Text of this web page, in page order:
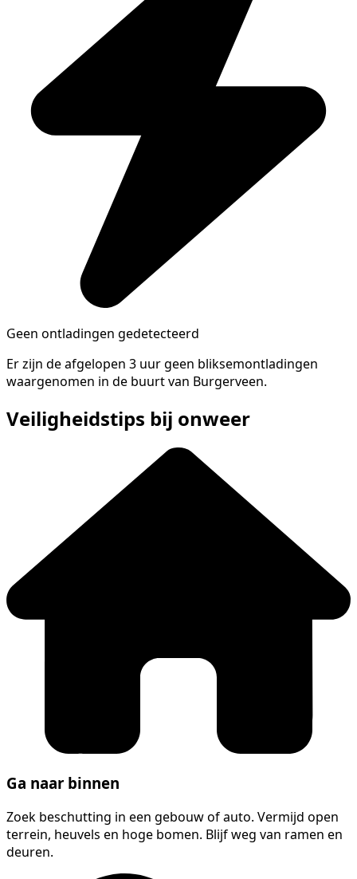
Geen ontladingen gedetecteerd
Er zijn de afgelopen 3 uur geen bliksemontladingen
waargenomen in de buurt van Burgerveen.
Veiligheidstips bij onweer
Ga naar binnen
Zoek beschutting in een gebouw of auto. Vermijd open
terrein, heuvels en hoge bomen. Blijf weg van ramen en
deuren.